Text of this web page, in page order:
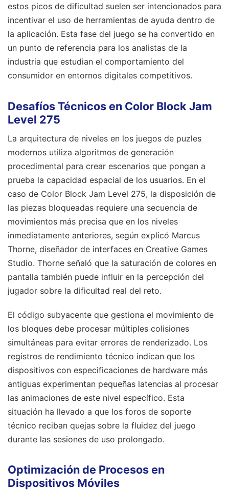
estos picos de dificultad suelen ser intencionados para
incentivar el uso de herramientas de ayuda dentro de
la aplicación. Esta fase del juego se ha convertido en
un punto de referencia para los analistas de la
industria que estudian el comportamiento del
consumidor en entornos digitales competitivos.
Desafíos Técnicos en Color Block Jam
Level 275
La arquitectura de niveles en los juegos de puzles
modernos utiliza algoritmos de generación
procedimental para crear escenarios que pongan a
prueba la capacidad espacial de los usuarios. En el
caso de Color Block Jam Level 275, la disposición de
las piezas bloqueadas requiere una secuencia de
movimientos más precisa que en los niveles
inmediatamente anteriores, según explicó Marcus
Thorne, diseñador de interfaces en Creative Games
Studio. Thorne señaló que la saturación de colores en
pantalla también puede influir en la percepción del
jugador sobre la dificultad real del reto.
El código subyacente que gestiona el movimiento de
los bloques debe procesar múltiples colisiones
simultáneas para evitar errores de renderizado. Los
registros de rendimiento técnico indican que los
dispositivos con especificaciones de hardware más
antiguas experimentan pequeñas latencias al procesar
las animaciones de este nivel específico. Esta
situación ha llevado a que los foros de soporte
técnico reciban quejas sobre la fluidez del juego
durante las sesiones de uso prolongado.
Optimización de Procesos en
Dispositivos Móviles